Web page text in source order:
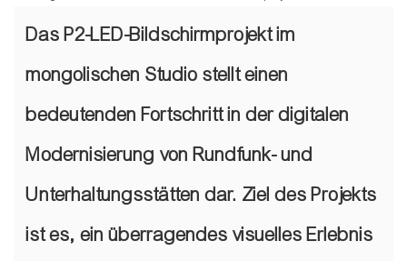
Das P2-LED-Bildschirmprojekt im
mongolischen Studio stellt einen
bedeutenden Fortschritt in der digitalen
Modernisierung von Rundfunk- und
Unterhaltungsstätten dar. Ziel des Projekts
ist es, ein überragendes visuelles Erlebnis